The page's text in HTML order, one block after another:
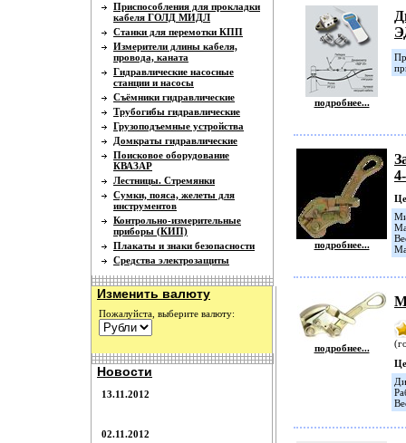
Приспособления для прокладки
кабеля ГОЛД МИДЛ
Станки для перемотки КПП
Измерители длины кабеля,
провода, каната
Гидравлические насосные
станции и насосы
Съёмники гидравлические
Трубогибы гидравлические
Грузоподъемные устройства
Домкраты гидравлические
Поисковое оборудование
КВАЗАР
Лестницы. Стремянки
Сумки, пояса, желеты для
инструментов
Контрольно-измерительные
приборы (КИП)
Плакаты и знаки безопасности
Средства электрозащиты
Изменить валюту
Пожалуйста, выберите валюту:
Новости
13.11.2012
02.11.2012
подробнее...
подробнее...
подробнее...